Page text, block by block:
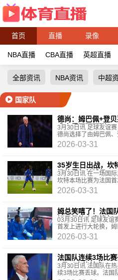
首页 直播 录像
NBA直播 CBA直播 英超直播
全部资讯 NBA资讯 中超
国家队
德尚：姆巴佩+登
术变得不可预测
3月30日讯 足球友谊赛
德尚选择了由姆巴佩
攻四人组，这个攻击
2026-03-31
35岁生日出战，坎
场的最年长球员
3月30日讯 在一场国际
坎特本场比赛为法国
成为法国队历史上在
2026-03-31
姆总笑嘻了！法国
姆巴佩笑出表情包
03月30日讯 足球友谊
首发上进行大轮换，
场转播镜头拍向法国
2026-03-31
法国队连续3场比
3月以来的首次
3月30日讯 法国队在
续3场比赛丢球。法国